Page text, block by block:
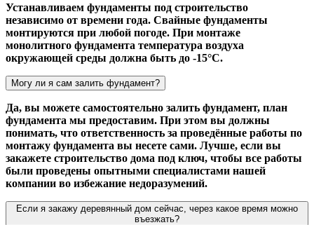
Устанавливаем фундаменты под строительство
независимо от времени года. Свайные фундаменты
монтируются при любой погоде. При монтаже
монолитного фундамента температура воздуха
окружающей среды должна быть до -15°С.
Могу ли я сам залить фундамент?
Да, вы можете самостоятельно залить фундамент, план
фундамента мы предоставим. При этом вы должны
понимать, что ответственность за проведённые работы по
монтажу фундамента вы несете сами. Лучше, если вы
закажете строительство дома под ключ, чтобы все работы
были проведены опытными специалистами нашей
компании во избежание недоразумений.
Если я закажу деревянный дом сейчас, через какое время можно
въезжать?